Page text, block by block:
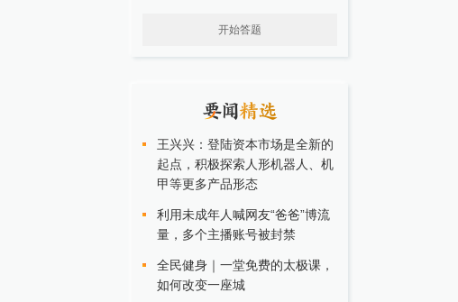
开始答题
王兴兴：登陆资本市场是全新的
起点，积极探索人形机器人、机
甲等更多产品形态
利用未成年人喊网友“爸爸”博流
量，多个主播账号被封禁
全民健身｜一堂免费的太极课，
如何改变一座城